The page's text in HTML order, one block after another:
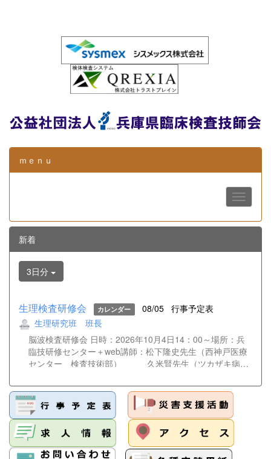
ｍｅｎｕ
新着
3日分
生理検査研修会 カレンダー 08/05
行事予定表
生理研究班 班長
脳波検査研修会 日時：2026年10月4日14：00～場所：兵
臨技研修センター＋web講師：松下隆史先生（西神戸医療
センター 検査技術部） 久米賢先生（ツカザキ病
属病院 検査部） 松﨑俊樹先生（姫路赤十字病院
検査技術部）